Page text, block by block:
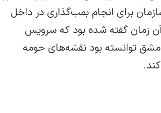
که تلاش این سازمان برای انجام بمب‌گذاری در داخل
زمان گفته شده بود که سرویس
توانسته بود نقشه‌های حومه
هشدار سازمان ملل متحد هشدار به تمام
شدن زمان برای خانواده‌های دارای روابط
تروریستی در اردوگاه‌های سوریه